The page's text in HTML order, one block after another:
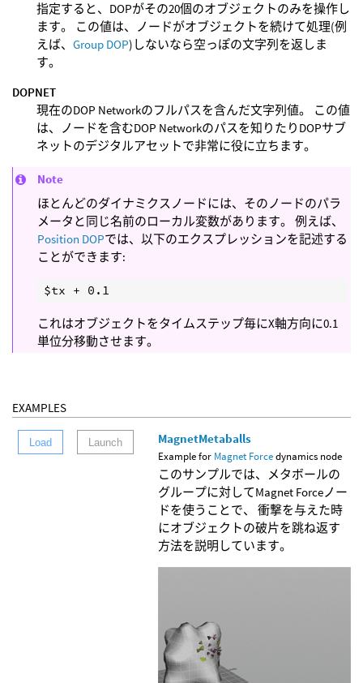
指定すると、DOPがその20個のオブジェクトのみを操作し
ます。 この値は、ノードがオブジェクトを続けて処理(例
えば、 Group DOP)しないなら空っぽの文字列を返しま
す。
DOPNET
現在のDOP Networkのフルパスを含んだ文字列値。 この値
は、ノードを含むDOP Networkのパスを知りたりDOPサブ
ネットのデジタルアセットで非常に役に立ちます。
Note
ほとんどのダイナミクスノードには、そのノードのパラ
メータと同じ名前のローカル変数があります。 例えば、
Position DOPでは、以下のエクスプレッションを記述する
ことができます:
これはオブジェクトをタイムステップ毎にX軸方向に0.1
単位分移動させます。
EXAMPLES
Load Launch MagnetMetaballs
Example for Magnet Forcedynamics node
このサンプルでは、メタボールの
グループに対してMagnet Forceノー
ドを使うことで、 衝撃を与えた時
にオブジェクトの破片を跳ね返す
方法を説明しています。